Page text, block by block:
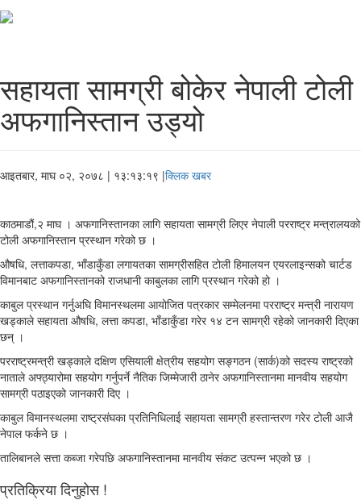
सहायता सामग्री बोकेर नेपाली टोली
अफगानिस्तान उड्यो
आइतबार, माघ ०२, २०७८ | १३:१३:१९ |क्लिक खबर
काठमाडौं,२ माघ । अफगानिस्तानका लागि सहायता सामग्री लिएर नेपाली परराष्ट्र मन्त्रालयको
टोली अफगानिस्तान प्रस्थान गरेको छ ।
औषधि, लत्ताकपडा, भाँडाकुँडा लगायतका सामग्रीसहित टोली हिमालयन एयरलाइन्सको चार्टड
विमानबाट अफगानिस्तानको राजधानी काबुलका लागि प्रस्थान गरेको हो ।
काबुल प्रस्थान गर्नुअघि विमानस्थलमा आयोजित पत्रकार सम्मेलनमा परराष्ट्र मन्त्री नारायण
खड्काले सहायता औषधि, लत्ता कपडा, भाँडाकुँडा गरेर १४ टन सामग्री रहेको जानकारी दिएका
छन् ।
परराष्ट्रमन्त्री खड्काले दक्षिण एसियाली क्षेत्रीय सहयोग सङ्गठन (सार्क)को सदस्य राष्ट्रको
नाताले अफ्ठ्यारोमा सहयोग गर्नुपर्ने नैतिक जिम्मेजारी ठानेर अफगानिस्तानमा मानवीय सहयोग
सामग्री पठाइएको जानकारी दिए ।
काबुल विमानस्थलमा राष्ट्रसंघका प्रतिनिधिलाई सहायता सामग्री हस्तान्तरण गरेर टोली आजै
नेपाल फर्कने छ ।
तालिबानले सत्ता कब्जा गरेपछि अफगानिस्तानमा मानवीय संकट उत्पन्न भएको छ ।
प्रतिक्रिया दिनुहोस !